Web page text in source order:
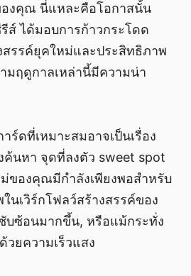
องคุณ นี่แหละคือโอกาสนั้น
ส์ ได้มอบการก้าวกระโดด
สรรค์ยุคใหม่และประสิทธิภาพ
มฤดูกาลเหล่านี้มีความน่า
ร์ดที่เหมาะสมอาจเป็นเรื่อง
นหา จุดที่ลงตัว sweet spot
ของคุณมีกำลังเพียงพอสำหรับ
นเวิร์กโฟลว์สร้างสรรค์ของ
บซ้อนมากขึ้น, หรือแม้กระทั่ง
วยความเร็วแสง